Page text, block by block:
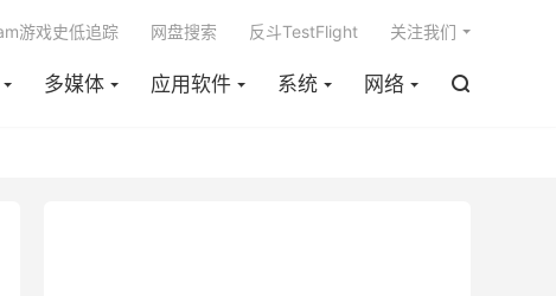
多媒体 应用软件 系统 网络 
游戏史低追踪 网盘搜索 反斗TestFlight 关注我们